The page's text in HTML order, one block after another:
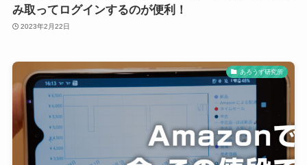
み取ってログインするのが便利！
2023年2月22日
あろうず研究所